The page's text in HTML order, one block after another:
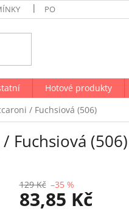
PODMÍNKY OCHRANY
Hotové produkty
/ Fuchsiová (506)
Fuchsiová (506)
129 Kč –35 %
83,85 Kč